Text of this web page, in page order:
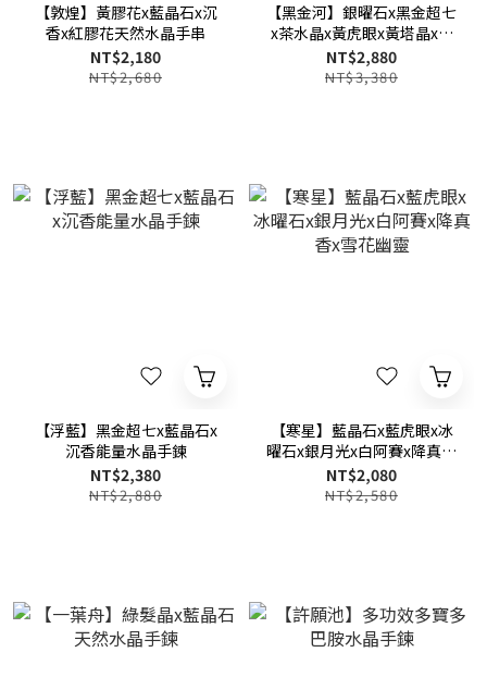
【敦煌】黃膠花x藍晶石x沉
香x紅膠花天然水晶手串
NT$2,180
NT$2,680
【黑金河】銀曜石x黑金超七
x茶水晶x黃虎眼x黃塔晶x藍
晶石x灰月光石
NT$2,880
NT$3,380
【浮藍】黑金超七x藍晶石x
沉香能量水晶手鍊
NT$2,380
NT$2,880
【寒星】藍晶石x藍虎眼x冰
曜石x銀月光x白阿賽x降真香
x雪花幽靈
NT$2,080
NT$2,580